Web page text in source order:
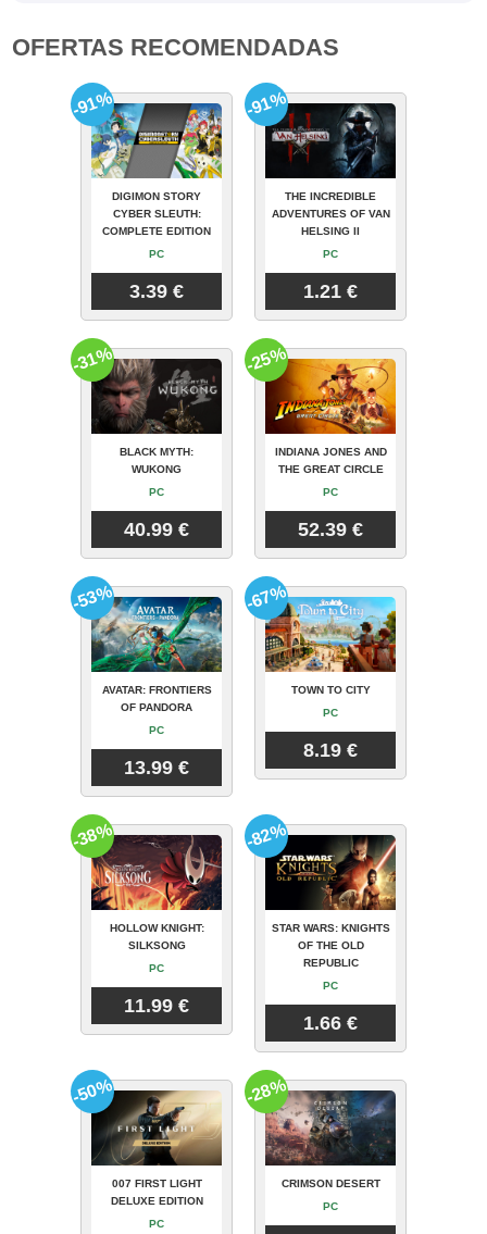
OFERTAS RECOMENDADAS
DIGIMON STORY
CYBER SLEUTH:
COMPLETE EDITION
PC
3.39 €
-91%
THE INCREDIBLE
ADVENTURES OF VAN
HELSING II
PC
1.21 €
-91%
BLACK MYTH:
WUKONG
PC
40.99 €
-31%
INDIANA JONES AND
THE GREAT CIRCLE
PC
52.39 €
-25%
AVATAR: FRONTIERS
OF PANDORA
PC
13.99 €
-53%
TOWN TO CITY
PC
8.19 €
-67%
HOLLOW KNIGHT:
SILKSONG
PC
11.99 €
-38%
STAR WARS: KNIGHTS
OF THE OLD
REPUBLIC
PC
1.66 €
-82%
007 FIRST LIGHT
DELUXE EDITION
PC
-50%
CRIMSON DESERT
PC
-28%